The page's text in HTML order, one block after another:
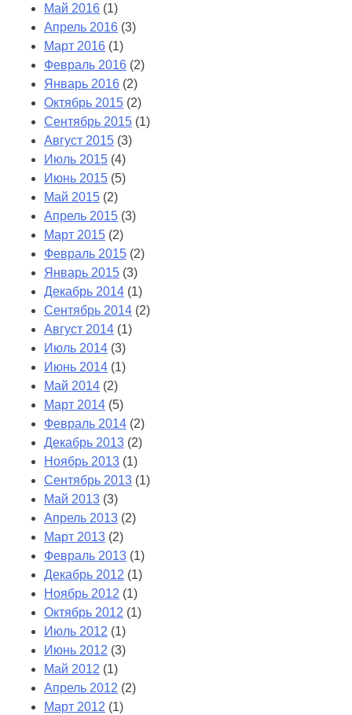
Май 2016 (1)
Апрель 2016 (3)
Март 2016 (1)
Февраль 2016 (2)
Январь 2016 (2)
Октябрь 2015 (2)
Сентябрь 2015 (1)
Август 2015 (3)
Июль 2015 (4)
Июнь 2015 (5)
Май 2015 (2)
Апрель 2015 (3)
Март 2015 (2)
Февраль 2015 (2)
Январь 2015 (3)
Декабрь 2014 (1)
Сентябрь 2014 (2)
Август 2014 (1)
Июль 2014 (3)
Июнь 2014 (1)
Май 2014 (2)
Март 2014 (5)
Февраль 2014 (2)
Декабрь 2013 (2)
Ноябрь 2013 (1)
Сентябрь 2013 (1)
Май 2013 (3)
Апрель 2013 (2)
Март 2013 (2)
Февраль 2013 (1)
Декабрь 2012 (1)
Ноябрь 2012 (1)
Октябрь 2012 (1)
Июль 2012 (1)
Июнь 2012 (3)
Май 2012 (1)
Апрель 2012 (2)
Март 2012 (1)